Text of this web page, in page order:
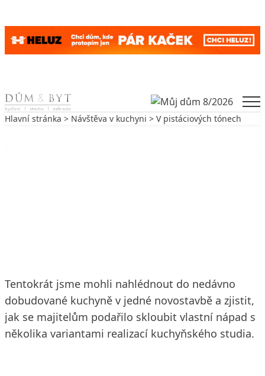
Skip to content
Hlavní stránka > Návštěva v kuchyni > V pistáciových tónech
Tentokrát jsme mohli nahlédnout do nedávno
dobudované kuchyně v jedné novostavbě a zjistit,
jak se majitelům podařilo skloubit vlastní nápad s
několika variantami realizací kuchyňského studia.